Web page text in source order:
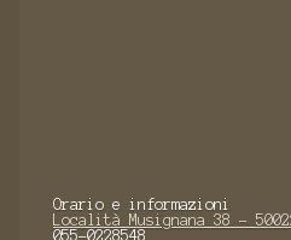
Orario e informazioni
Località Musignana 38 -
055-0228548